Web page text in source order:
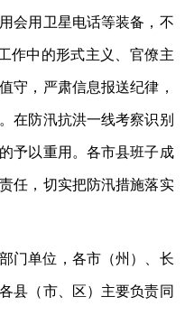
会用卫星电话等装备，不
作中的形式主义、官僚主
守，严肃信息报送纪律，
在防汛抗洪一线考察识别
予以重用。各市县班子成
任，切实把防汛措施落实
门单位，各市（州）、长
县（市、区）主要负责同